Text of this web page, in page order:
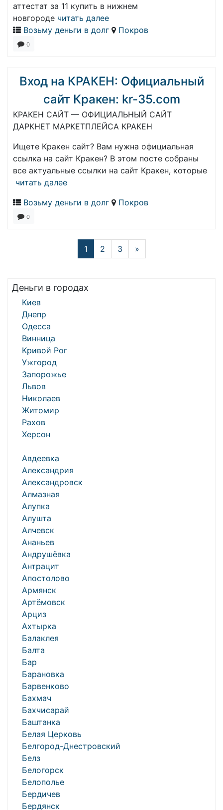
аттестат за 11 купить в нижнем
новгороде читать далее
Возьму деньги в долг
Покров
0
Вход на КРАКЕН: Официальный
сайт Кракен: kr-35.com
КРАКЕН САЙТ — ОФИЦИАЛЬНЫЙ САЙТ
ДАРКНЕТ МАРКЕТПЛЕЙСА КРАКЕН
Ищете Кракен сайт? Вам нужна официальная
ссылка на сайт Кракен? В этом посте собраны
все актуальные ссылки на сайт Кракен, которые
читать далее
Возьму деньги в долг
Покров
0
1 2 3 »
Деньги в городах
Киев
Днепр
Одесса
Винница
Кривой Рог
Ужгород
Запорожье
Львов
Николаев
Житомир
Рахов
Херсон
Авдеевка
Александрия
Александровск
Алмазная
Алупка
Алушта
Алчевск
Ананьев
Андрушёвка
Антрацит
Апостолово
Армянск
Артёмовск
Арциз
Ахтырка
Балаклея
Балта
Бар
Барановка
Барвенково
Бахмач
Бахчисарай
Баштанка
Белая Церковь
Белгород-Днестровский
Белз
Белогорск
Белополье
Бердичев
Бердянск